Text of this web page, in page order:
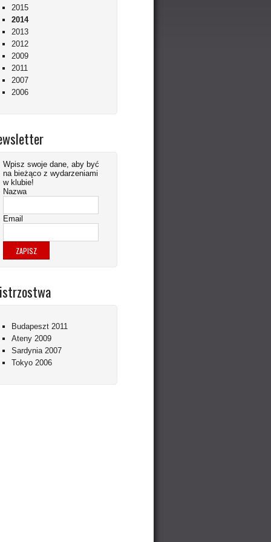
2015
2014
2013
2012
2009
2011
2007
2006
Wpisz swoje dane, aby być
na bieżąco z wydarzeniami
w klubie!
Nazwa
Email
Budapeszt 2011
Ateny 2009
Sardynia 2007
Tokyo 2006